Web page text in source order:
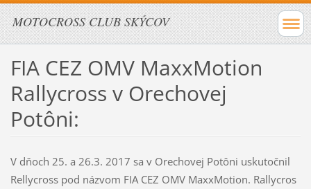
MOTOCROSS CLUB SKÝCOV
FIA CEZ OMV MaxxMotion
Rallycross v Orechovej
Potôni:
V dňoch 25. a 26.3. 2017 sa v Orechovej Potôni uskutočnil
Rellycross pod názvom FIA CEZ OMV MaxxMotion. Rallycros